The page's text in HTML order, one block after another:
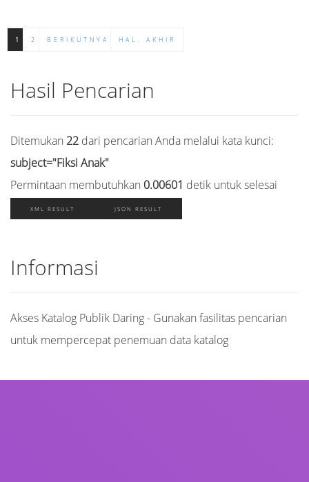
1 2 BERIKUTNYA HAL. AKHIR
Hasil Pencarian
Ditemukan 22 dari pencarian Anda melalui kata kunci:
subject="Fiksi Anak"
Permintaan membutuhkan 0.00601 detik untuk selesai
XML RESULT JSON RESULT
Informasi
Akses Katalog Publik Daring - Gunakan fasilitas pencarian
untuk mempercepat penemuan data katalog